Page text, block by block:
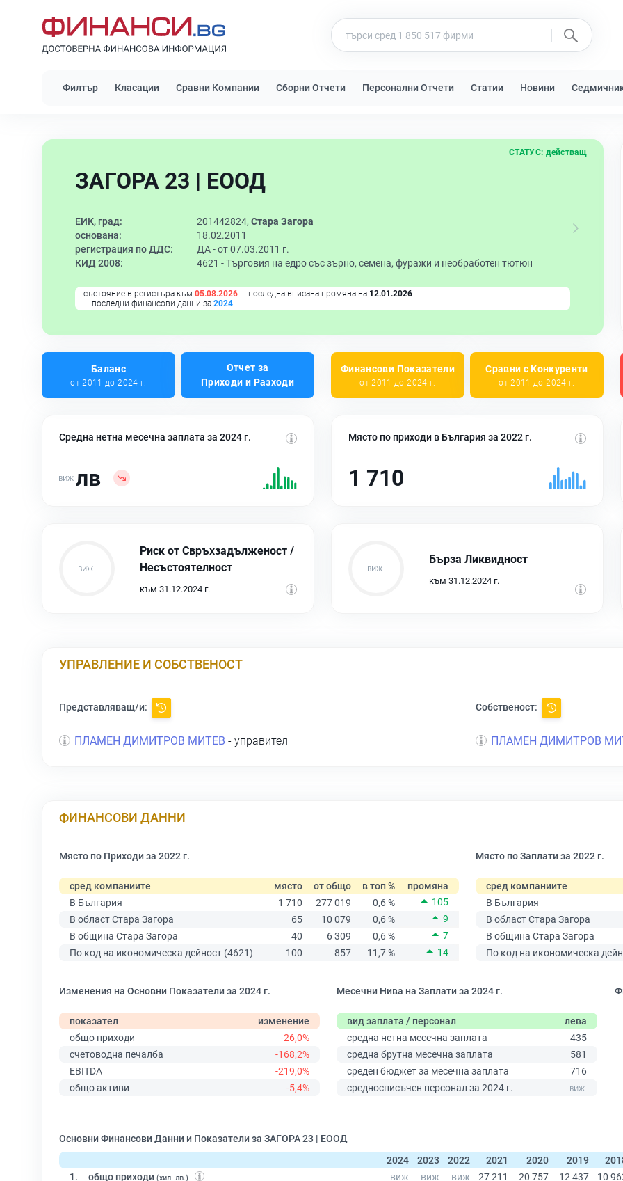
Филтър Класации Сравни Компании Сборни Отчети Персонални Отчети Статии Новини
ЗАГОРА 23 | ЕООД
СТАТУС: действащ
ЕИК, град: 201442824, Стара Загора
основана:
18.02.2011
регистрация по ДДС:
ДА - от 07.03.2011 г.
КИД 2008:
4621 -Търговия на едро със зърно, семена, фуражи и необработен тютюн
състояние в регистъра към 05.08.2026 последна вписана промяна на 12.01.2026
последни финансови данни за 2024
Баланс
от 2011 до 2024 г.
Отчет за
Приходи и Разходи
Финансови Показатели
от 2011 до 2024 г.
Сравни с Конкуренти
от 2011 до 2024 г.
Средна нетна месечна заплата за 2024 г.
лв
Място по приходи в България за 2022 г.
1 710
Риск от Свръхзадълженост /
Несъстоятелност
към 31.12.2024 г.
Бърза Ликвидност
към 31.12.2024 г.
УПРАВЛЕНИЕ И СОБСТВЕНОСТ
Представляващ/и:
ПЛАМЕН ДИМИТРОВ МИТЕВ - управител
Собственост:
ПЛАМЕН ДИМИТРОВ
ФИНАНСОВИ ДАННИ
Място по Приходи за 2022 г.
сред компаниите място от общо в топ %
промяна
В България
1 710 277 019 0,6 %
105
В област Стара Загора
65 10 079 0,6 %
9
В община Стара Загора
40 6 309 0,6 %
7
По код на икономическа дейност (4621)
100 857 11,7 % 14
Място по Заплати за 2022 г.
сред компаниите
В България
В област Стара Загора
В община Стара Загора
По код на икономическа
Изменения на Основни Показатели за 2024 г.
показател
изменение
общо приходи
-26,0%
счетоводна печалба
-168,2%
EBITDA
-219,0%
общо активи
-5,4%
Месечни Нива на Заплати за 2024 г.
вид заплата / персонал
лева
средна нетна месечна заплата
435
средна брутна месечна заплата
581
среден бюджет за месечна заплата
716
средносписъчен персонал за 2024 г.
Основни Финансови Данни и Показатели за ЗАГОРА 23 | ЕООД
2024
2023 2022 2021 2020 2019
1.
общо приходи (хил. лв.)